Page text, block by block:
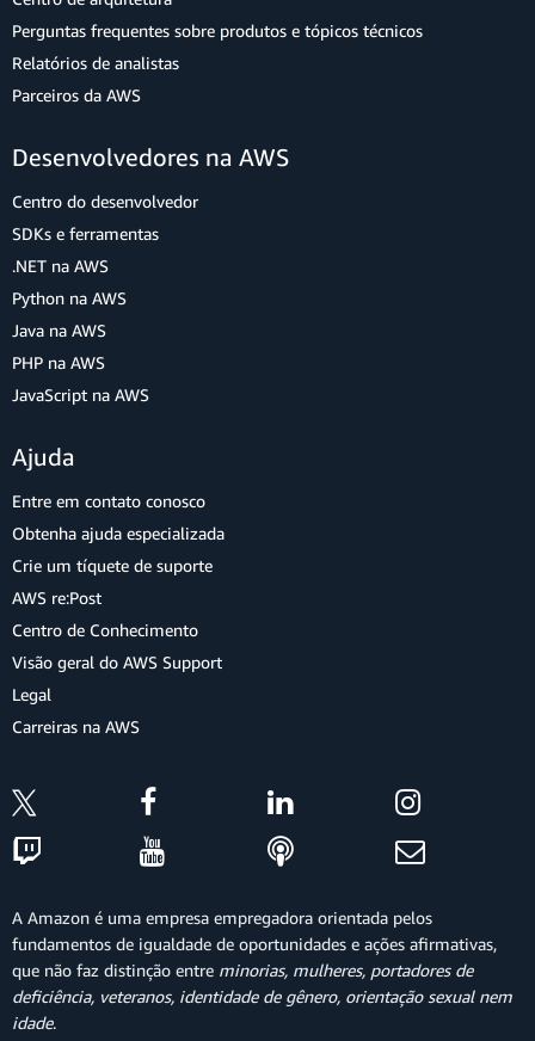
Perguntas frequentes sobre produtos e tópicos técnicos
Relatórios de analistas
Parceiros da AWS
Desenvolvedores na AWS
Centro do desenvolvedor
SDKs e ferramentas
.NET na AWS
Python na AWS
Java na AWS
PHP na AWS
JavaScript na AWS
Ajuda
Entre em contato conosco
Obtenha ajuda especializada
Crie um tíquete de suporte
AWS re:Post
Centro de Conhecimento
Visão geral do AWS Support
Legal
Carreiras na AWS
A Amazon é uma empresa empregadora orientada pelos
fundamentos de igualdade de oportunidades e ações afirmativas,
que não faz distinção entre minorias, mulheres, portadores de
deficiência, veteranos, identidade de gênero, orientação sexual nem
idade.